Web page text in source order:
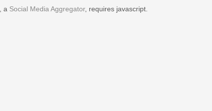
, a Social Media Aggregator, requires javascript.